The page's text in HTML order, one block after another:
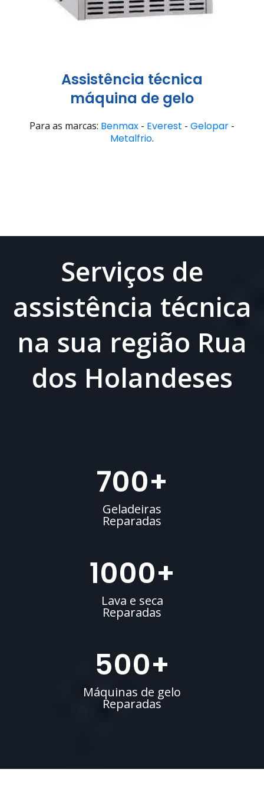
Assistência técnica
máquina de gelo
Para as marcas: Benmax - Everest - Gelopar -
Metalfrio.
Serviços de
assistência técnica
na sua região Rua
dos Holandeses
700+
Geladeiras
Reparadas
1000+
Lava e seca
Reparadas
500+
Máquinas de gelo
Reparadas